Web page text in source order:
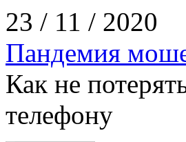
23 / 11 / 2020
Пандемия
Как не
телефону